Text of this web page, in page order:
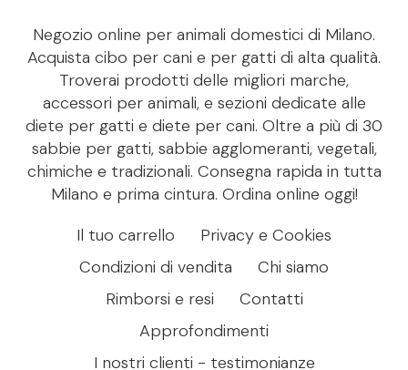
Negozio online per animali domestici di Milano.
Acquista cibo per cani e per gatti di alta qualità.
Troverai prodotti delle migliori marche,
accessori per animali, e sezioni dedicate alle
diete per gatti e diete per cani. Oltre a più di 30
sabbie per gatti, sabbie agglomeranti, vegetali,
chimiche e tradizionali. Consegna rapida in tutta
Milano e prima cintura. Ordina online oggi!
Il tuo carrello
Privacy e Cookies
Condizioni di vendita
Chi siamo
Rimborsi e resi
Contatti
Approfondimenti
I nostri clienti - testimonianze